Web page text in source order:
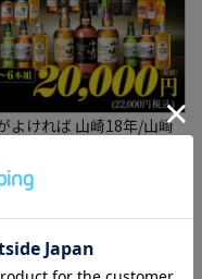
よければ 山崎18年/山崎
るかも！？ ウイスキー福
対象
20,000円